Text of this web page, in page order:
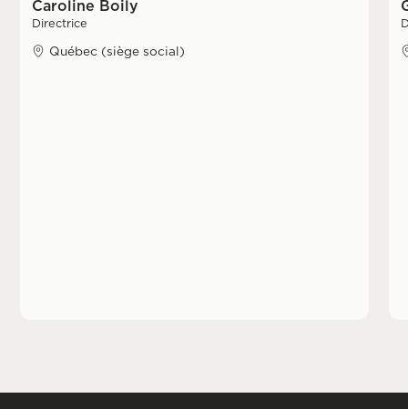
Caroline Boily
Directrice
Québec (siège social)